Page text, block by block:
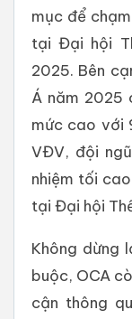
mục để
tại Đại hội
2025. Bên
Á năm 2025
mức cao với
VĐV, đội
nhiệm tối
tại Đại hội
Không dừng
buộc, OCA
cận thông